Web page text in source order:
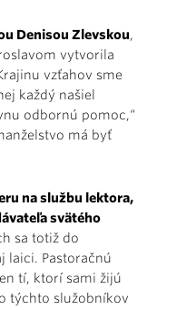
Denisou Zlevskou,
vytvorila
vzťahov sme
každý našiel
odbornú pomoc,“
má byť
na službu lektora,
svätého
sa totiž do
laici. Pastoračnú
tí, ktorí sami žijú
týchto služobníkov